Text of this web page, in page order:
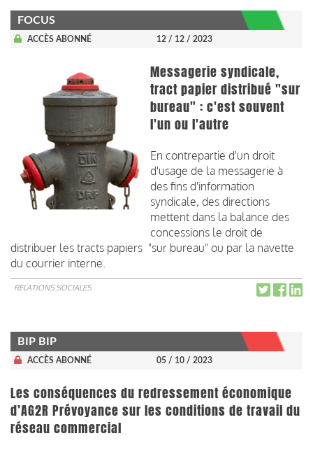
FOCUS
ACCÈS ABONNÉ 12 / 12 / 2023
Messagerie syndicale,
tract papier distribué "sur
bureau" : c'est souvent
l'un ou l'autre
En contrepartie d'un droit
d'usage de la messagerie à
des fins d'information
syndicale, des directions
mettent dans la balance des
concessions le droit de
distribuer les tracts papiers "sur bureau" ou par la navette
du courrier interne.
RELATIONS SOCIALES
BIP BIP
ACCÈS ABONNÉ 05 / 10 / 2023
Les conséquences du redressement économique
d’AG2R Prévoyance sur les conditions de travail du
réseau commercial